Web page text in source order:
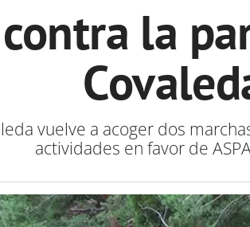
la
vuelve a acoger dos
actividades en favor de